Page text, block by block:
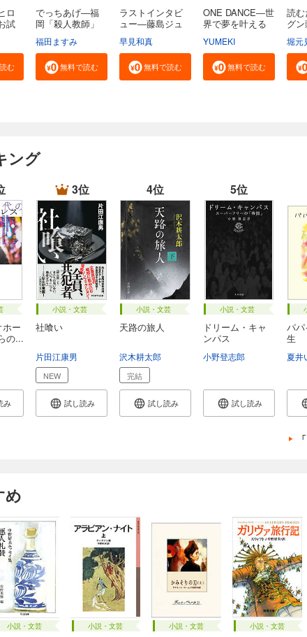
ロ
試
む
でっちあげ―福
岡「殺人教師」
福田ますみ
無料で読む
ラストインタビ
ュー―藤島ジュ
早見和真
無料で読む
ONE DANCE―世
界で夢を叶える
YUMEKI
無料で読む
読
グ
堀元
ング
ー
の...
み
3位
小説・文芸
社喰い
片田江康男
NEW
試し読み
4位
小説・文芸
天路の旅人
沢木耕太郎
完結
試し読み
5位
小説・文芸
ドリーム・キャ
ンパス
小野登志郎
試し読み
パパ
生
夏井
め
小説・文芸 小説・文芸 小説・文芸 小説・文芸